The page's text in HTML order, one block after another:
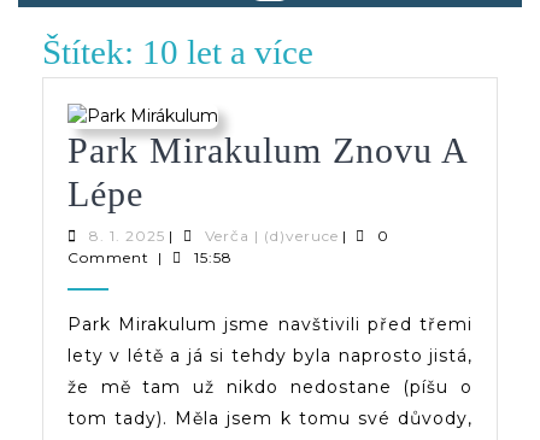
Štítek: 10 let a více
Park Mirakulum Znovu A
Lépe
Mirakulum
Znovu
A
Lépe
8. 1. 2025 8.
1.
| Verča | (d)veruceVerča
|
0
Comment
| 15:58
Park Mirakulum jsme navštivili před třemi
lety v létě a já si tehdy byla naprosto jistá,
že mě tam už nikdo nedostane (píšu o
tom tady). Měla jsem k tomu své důvody,